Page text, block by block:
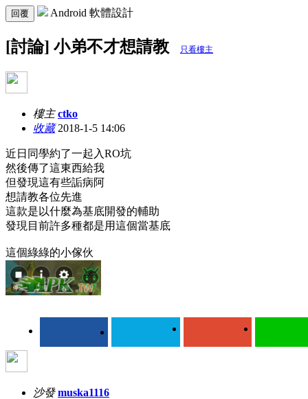
回覆 Android 軟體設計
[討論] 小弟不才想請教 只看樓主
樓主 ctko
收藏2018-1-5 14:06
近日同學約了一起入RO坑
然後傳了這東西給我
但發現這有些詬病阿
想請教各位先進
這款是以什麼為基底開發的輔助
發現目前許多種都是用這個當基底
這個綠綠的小傢伙
沙發 muska1116